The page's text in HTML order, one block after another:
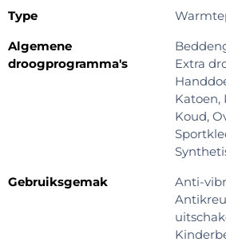
Type
Algemene
droogprogramma's
Extra
Katoen,
Koud,
Gebruiksgemak
Anti-